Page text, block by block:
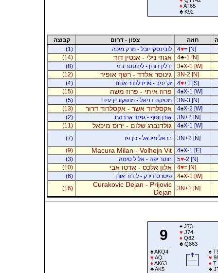
♦ AT65
♣K92
חוזה צפון - דרום
קבוצה
4♥= [N] לובינסקי יובל - מרק מיכה
(1)
4♣-1 [N] אגוזי נילי - אנטין דוד
(14)
3♠X-1 [W] ידלין דורון - ליבסטר בני
(8)
3N-2 [N]
גינוסר אלדד - רשף אופיר
(12)
4♥+1 [S] זק יניב - פרידלנדר אהוד
(4)
4♠X-1 [W] פרוז איתי - פרוז משה
(15)
3N-3 [N]
מסיקה דניאל - מושקוביץ עידו
(5)
4♠X-2 [W] אקסלרוד אשר - אקסלרוד דרור
(13)
3N+2 [N]
אורן יוסף - גפנר אברהם
(2)
4♠X-1 [W] גולדנברג שלום - ירוס מיכאל
(11)
3N+2 [N]
בראל מיכאל - כץ פז
(7)
4♠X-1 [E]
Macura Milan - Volhejn Vit
(9)
5♥-2 [N] חוטר יפה - אלול סימה
(3)
4♥= [N] אלון אלכס - אדטו אבי
(10)
4♠X-1 [W] פיטרס דירק - לידור אורן
(6)
3N+1 [N]
Curakovic Dejan - Prijovic
Dejan
(16)
9
♠J73
♥ J74
♦ Q82
♣Q863
♠AKQ4
♥ AQ
♦ AK63
♣AK5
♠
♥
♦ T
♣